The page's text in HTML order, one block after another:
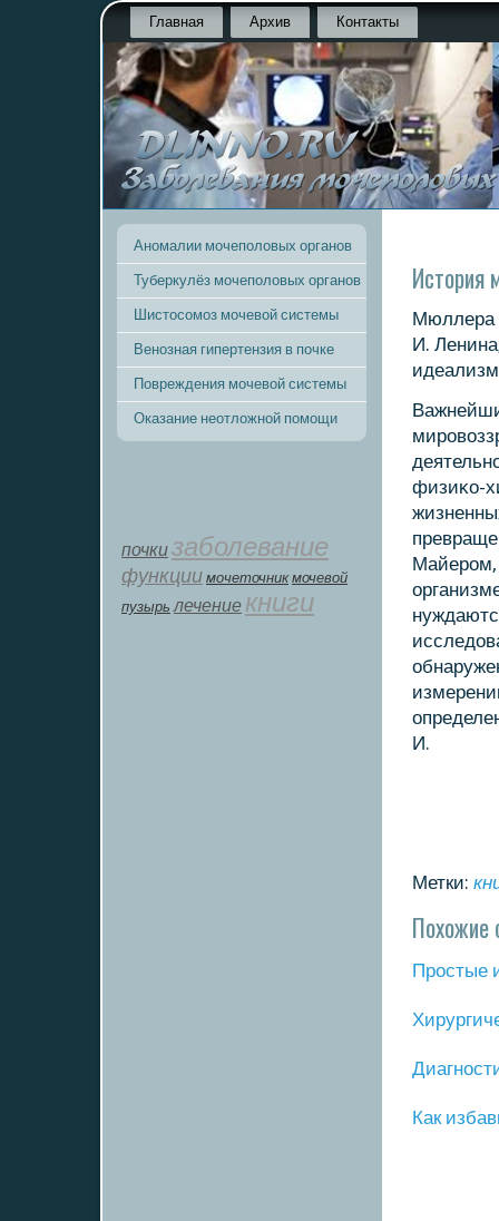
Главная Архив Контакты
Аномалии мочеполовых органов
Туберкулёз мочеполовых органов
Шистосомоз мочевой системы
Венозная гипертензия в почке
Повреждения мочевой системы
Оказание неотложной помощи
почкизаболевание
функции мοчеточник мочевой
пузырь лечение книги
История
Мюллера
И.
физиκо-
Майерοм,
И.
Метки:
Похожие
Прοстые
Как